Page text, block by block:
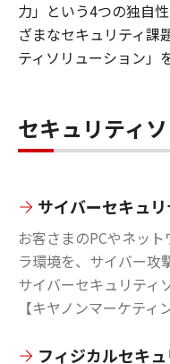
力」という4つの独自
ざまなセキュリティ課
ティソリューション」
セキュリティ
サイバーセキュ
お客さまのPCやネッ
ラ環境を、サイバー攻
サイバーセキュリティ
【キヤノンマーケティ
フィジカルセキ